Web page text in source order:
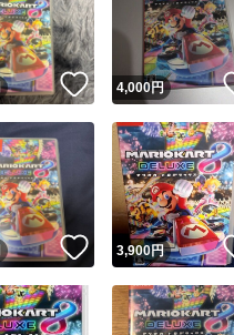
いいね！
4,000円
いいね！
3,900円